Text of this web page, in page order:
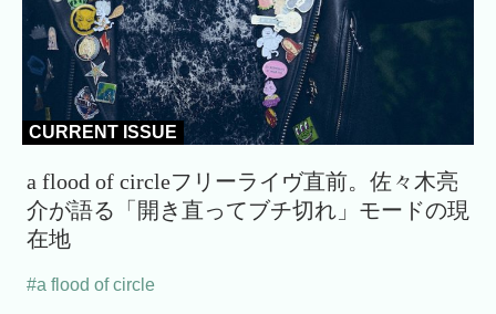
CURRENT ISSUE
a flood of circleフリーライヴ直前。佐々木亮
介が語る「開き直ってブチ切れ」モードの現
在地
#a flood of circle